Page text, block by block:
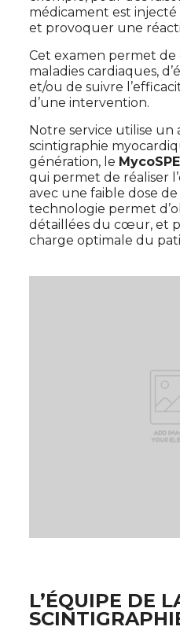
médicament est
et provoquer une
Cet examen permet
maladies cardiaques,
et/ou de suivre
d’une intervention.
Notre service utilise un
scintigraphie
génération, le
qui permet de réaliser
avec une faible dose
technologie permet
détaillées du cœur, et
charge optimale du
L’ÉQUIPE DE